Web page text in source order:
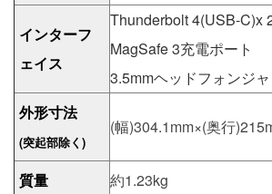
インターフ
ェイス
Thunderbolt 4(USB-C)x
MagSafe 3充電ポート
3.5mmヘッドフォンジャ
外形寸法
(突起部除く)
(幅)304.1mm×(奥行
質量
約1.23kg